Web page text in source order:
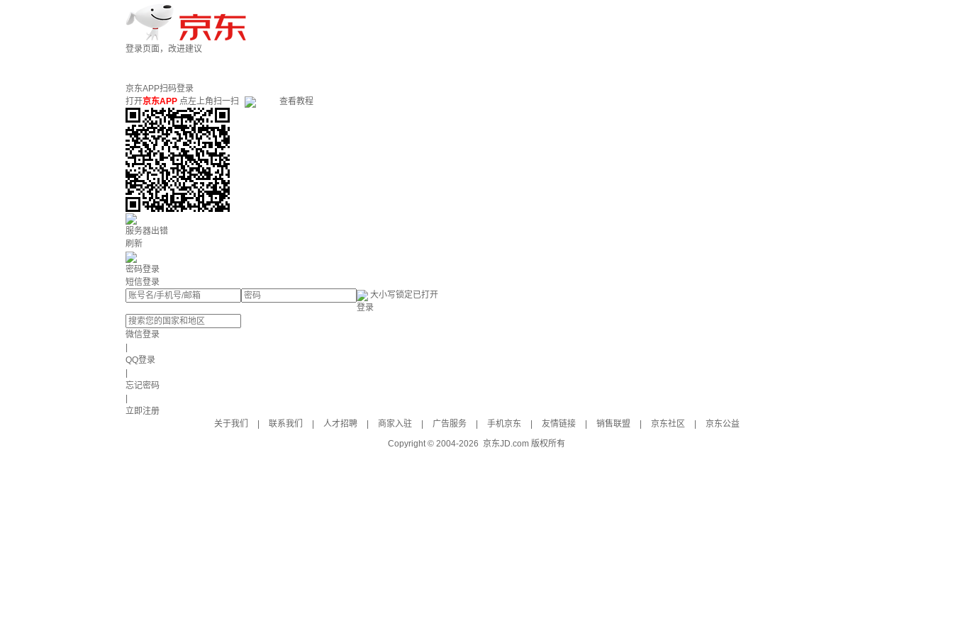
登录页面，改进建议
京东APP扫码登录
打开京东APP 点左上角扫一扫 查看教程
服务器出错
刷新
密码登录
短信登录
大小写锁定已打开
登录
微信登录
QQ登录
忘记密码
立即注册
关于我们
联系我们 人才招聘 商家入驻 广告服务 手机京东 友情链接 销售联盟 京东社区
京东公益
Copyright © 2004-2026 京东JD.com 版权所有